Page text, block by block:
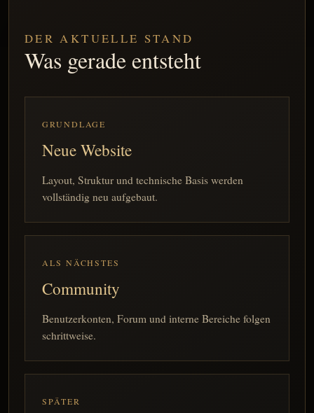
DER AKTUELLE STAND
Was gerade entsteht
GRUNDLAGE
Neue Website
Layout, Struktur und technische Basis werden
vollständig neu aufgebaut.
ALS NÄCHSTES
Community
Benutzerkonten, Forum und interne Bereiche folgen
schrittweise.
SPÄTER